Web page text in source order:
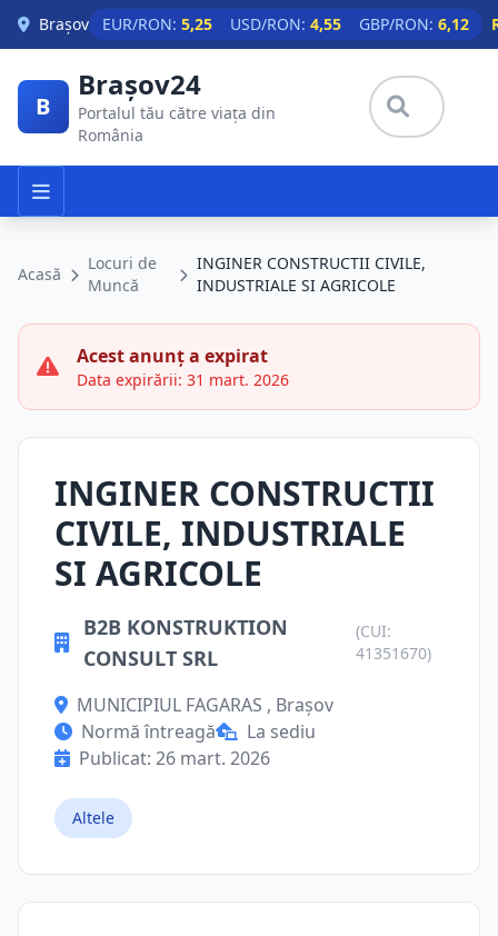
Skip to main content
Brașov EUR/RON: 5,25 USD/RON: 4,55 GBP/RON: 6,12
B
Brașov24
Portalul tău către viața din
România
Acasă
Locuri de
Muncă
INGINER CONSTRUCTII CIVILE,
INDUSTRIALE SI AGRICOLE
Acest anunț a expirat
Data expirării: 31 mart. 2026
INGINER CONSTRUCTII
CIVILE, INDUSTRIALE
SI AGRICOLE
B2B KONSTRUKTION
CONSULT SRL
(CUI:
41351670)
MUNICIPIUL FAGARAS , Brașov
Normă întreagă
La sediu
Publicat: 26 mart. 2026
Altele